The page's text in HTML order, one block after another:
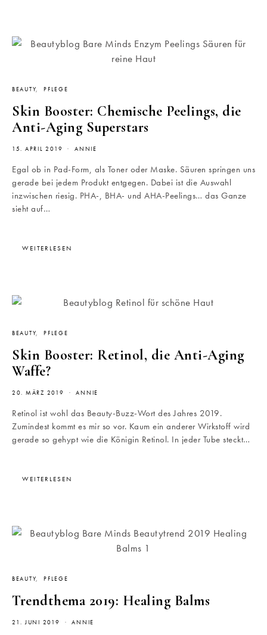
BEAUTY PFLEGE
Skin Booster: Chemische Peelings, die
Anti-Aging Superstars
15. APRIL 2019 ANNIE
Egal ob in Pad-Form, als Toner oder Maske. Säuren springen uns
gerade bei jedem Produkt entgegen. Dabei ist die Auswahl
inzwischen riesig. PHA-, BHA- und AHA-Peelings… das Ganze
sieht auf…
WEITERLESEN
BEAUTY PFLEGE
Skin Booster: Retinol, die Anti-Aging
Waffe?
20. MÄRZ 2019 ANNIE
Retinol ist wohl das Beauty-Buzz-Wort des Jahres 2019.
Zumindest kommt es mir so vor. Kaum ein anderer Wirkstoff wird
gerade so gehypt wie die Königin Retinol. In jeder Tube steckt…
WEITERLESEN
BEAUTY PFLEGE
Trendthema 2019: Healing Balms
21. JUNI 2019 ANNIE